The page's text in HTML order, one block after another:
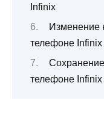
Infinix
Изменение
телефоне Infinix
телефоне Infinix